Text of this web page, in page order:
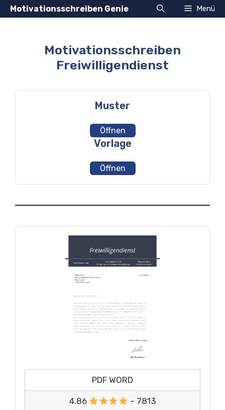
Zum
Inhalt
Motivationsschreiben Genie Menü
Motivationsschreiben
Freiwilligendienst
Muster
Öffnen
Vorlage
Öffnen
PDF WORD
4.86 – 7813